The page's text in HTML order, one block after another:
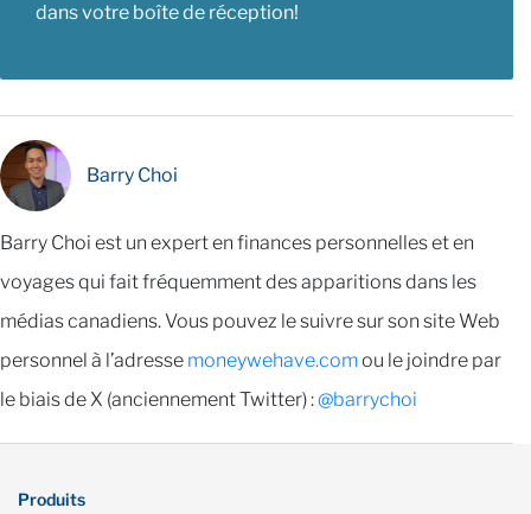
dans votre boîte de réception!
Barry Choi
Barry Choi est un expert en finances personnelles et en
voyages qui fait fréquemment des apparitions dans les
médias canadiens. Vous pouvez le suivre sur son site Web
personnel à l’adresse moneywehave.comou le joindre par
le biais de X (anciennement Twitter) :@barrychoi
Produits